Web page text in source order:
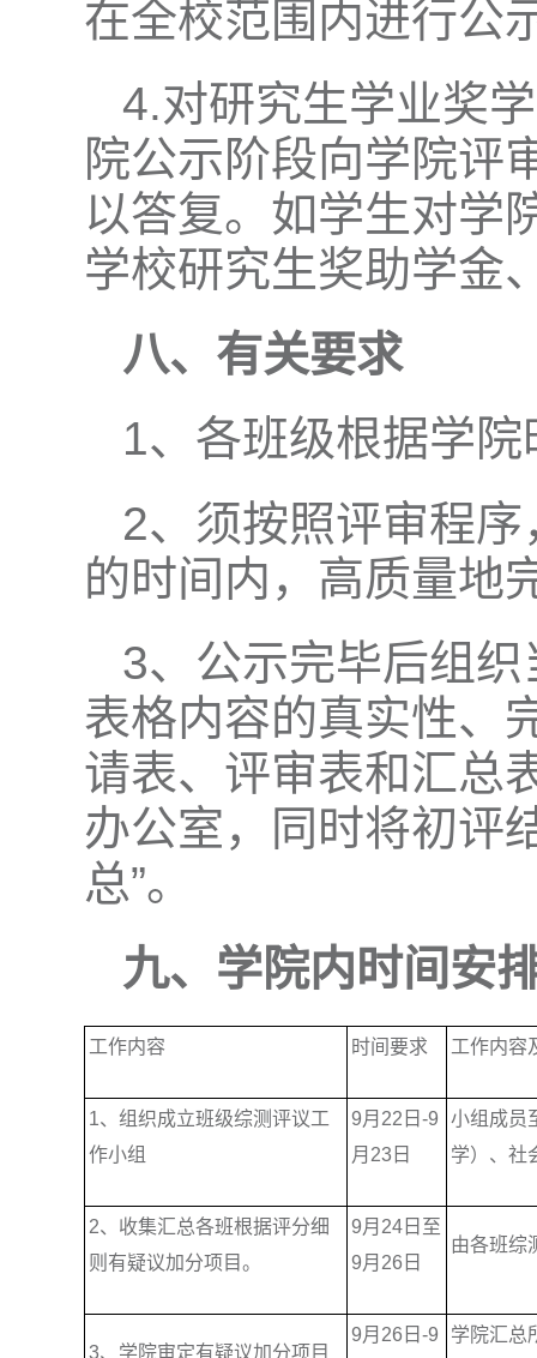
在全校范围内进行公
4.对研究生学业奖
院公示阶段向学院评
以答复。如学生对学
学校研究生奖助学金
八、有关要求
1、各班级根据学
2、须按照评审程
的时间内，高质量地
3、公示完毕后组
表格内容的真实性、
请表、评审表和汇总
办公室，同时将初评
总”。
九、学院内时间安
工作内容 时间要求 工作内容
1、组织成立班级综测评议工
作小组
9月22日-9
月23日
小组成员
学）、社
2、收集汇总各班根据评分细
则有疑议加分项目。
9月24日至
9月26日
由各班综
3、学院审定有疑议加分项目
9月26日-9 学院汇总